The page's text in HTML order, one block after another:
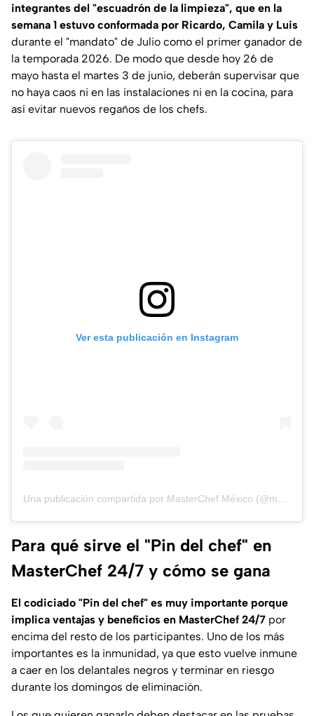
integrantes del "escuadrón de la limpieza", que en la
semana 1 estuvo conformada por Ricardo, Camila y Luis
durante el "mandato" de Julio como el primer ganador de
la temporada 2026. De modo que desde hoy 26 de
mayo hasta el martes 3 de junio, deberán supervisar que
no haya caos ni en las instalaciones ni en la cocina, para
así evitar nuevos regaños de los chefs.
Ver esta publicación en Instagram
Para qué sirve el "Pin del chef" en
MasterChef 24/7 y cómo se gana
El codiciado "Pin del chef" es muy importante porque
implica ventajas y beneficios en MasterChef 24/7 por
encima del resto de los participantes. Uno de los más
importantes es la inmunidad, ya que esto vuelve inmune
a caer en los delantales negros y terminar en riesgo
durante los domingos de eliminación.